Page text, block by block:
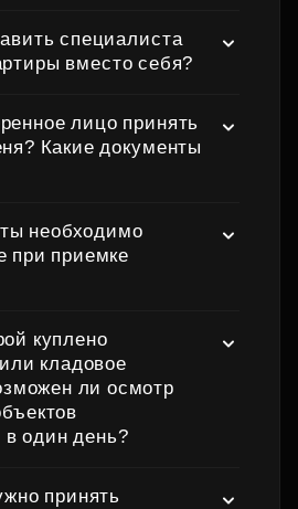
специалиста
вместо себя?
лицо принять
Какие документы
необходимо
при приемке
куплено
кладовое
ли осмотр
один день?
принять